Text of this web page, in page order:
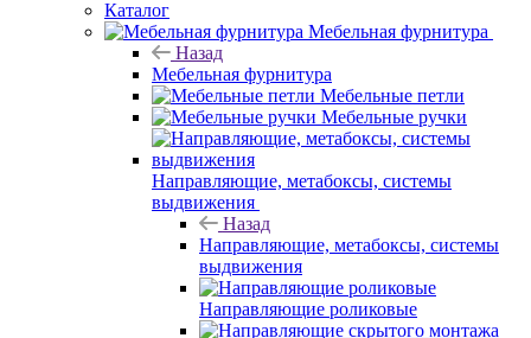
Каталог
Мебельная фурнитура
Назад
Мебельная фурнитура
Мебельные петли
Мебельные ручки
Направляющие, метабоксы, системы
выдвижения
Назад
Направляющие, метабоксы, системы
выдвижения
Направляющие роликовые